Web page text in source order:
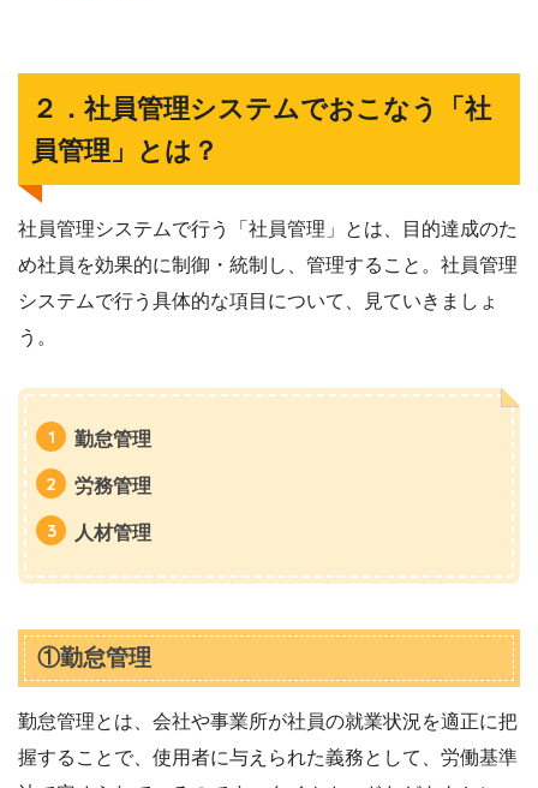
２．社員管理システムでおこなう「社
員管理」とは？
社員管理システムで行う「社員管理」とは、目的達成のた
め社員を効果的に制御・統制し、管理すること。社員管理
システムで行う具体的な項目について、見ていきましょ
う。
勤怠管理
労務管理
人材管理
①勤怠管理
勤怠管理とは、会社や事業所が社員の就業状況を適正に把
握することで、使用者に与えられた義務として、労働基準